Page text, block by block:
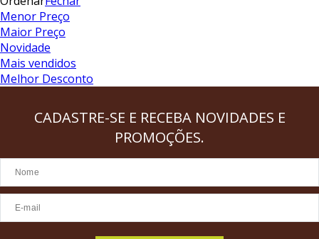
Menor Preço
Maior Preço
Novidade
Mais vendidos
Melhor Desconto
CADASTRE-SE E RECEBA NOVIDADES E
PROMOÇÕES.